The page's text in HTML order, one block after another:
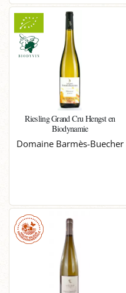
Riesling Grand Cru Hengst en
Biodynamie
Domaine Barmès-Buecher